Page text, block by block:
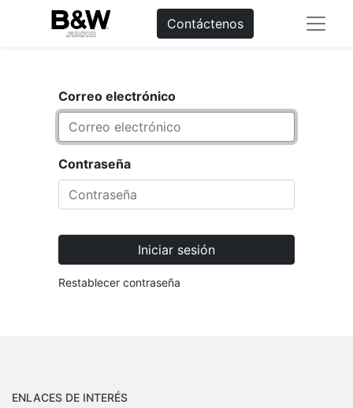
Contáctenos
Correo electrónico
Contraseña
Iniciar sesión
Restablecer contraseña
ENLACES DE INTERÉS